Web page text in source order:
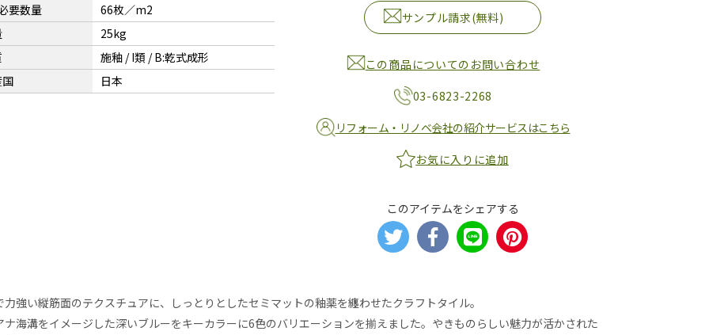
要数量
66枚／m2
25kg
施釉 / I類 / B:乾式成形
日本
サンプル請求(無料)
この商品についてのお問い合わせ
03-6823-2268
リフォーム・リノベ会社の紹介サービスはこちら
お気に入りに追加
このアイテムをシェアする
力強い縦筋面のテクスチュアに、しっとりとしたセミマットの釉薬を纏わせたクラフトタイル。
ナ海溝をイメージした深いブルーをキーカラーに6色のバリエーションを揃えました。やきものらしい魅力が活かされた